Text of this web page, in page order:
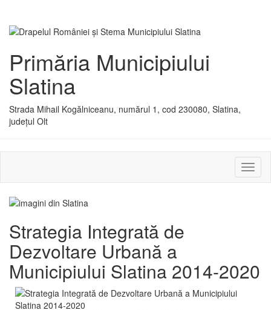
Primăria Municipiului
Slatina
Strada Mihail Kogălniceanu, numărul 1, cod 230080, Slatina,
județul Olt
sau
Strategia Integrată de
Dezvoltare Urbană a
Municipiului Slatina 2014-2020